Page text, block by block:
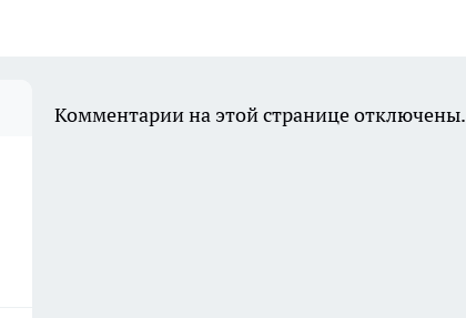
Комментарии на этой странице отключены.